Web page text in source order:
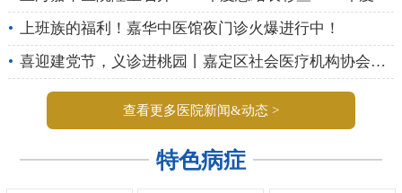
• 上班族的福利！嘉华中医馆夜门诊火爆进行中！
• 喜迎建党节，义诊进桃园丨嘉定区社会医疗机构协会大型义诊活动圆满落幕！
查看更多医院新闻&动态 >
特色病症